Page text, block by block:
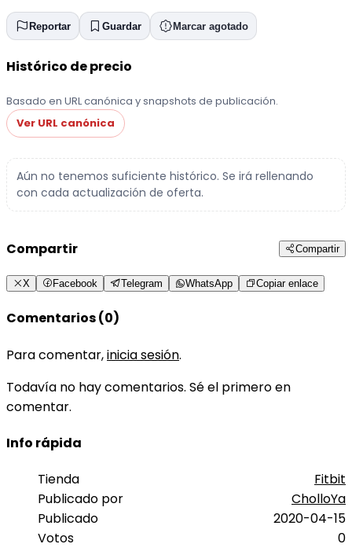
Reportar Guardar Marcar agotado
Histórico de precio
Basado en URL canónica y snapshots de publicación.
Ver URL canónica
Aún no tenemos suficiente histórico. Se irá rellenando
con cada actualización de oferta.
Compartir Compartir
X Facebook Telegram WhatsApp Copiar enlace
Comentarios (0)
Para comentar,inicia sesión.
Todavía no hay comentarios. Sé el primero en
comentar.
Info rápida
Tienda
Fitbit
Publicado por
CholloYa
Publicado
2020-04-15
Votos
0